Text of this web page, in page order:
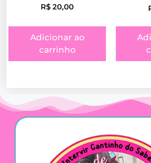
R$ 20,00
Adicionar ao
carrinho